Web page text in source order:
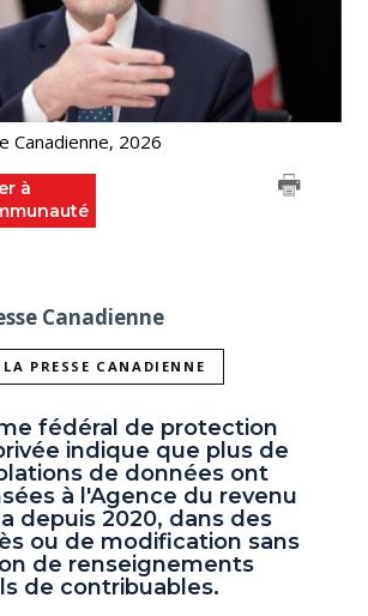
Canadienne, 2026
à
Canadienne
PRESSE CANADIENNE
fédéral de protection
indique que plus de
de données ont
à l'Agence du revenu
depuis 2020, dans des
ou de modification sans
de renseignements
de contribuables.